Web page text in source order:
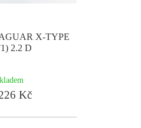
X-TYPE
2.2 D
Kč